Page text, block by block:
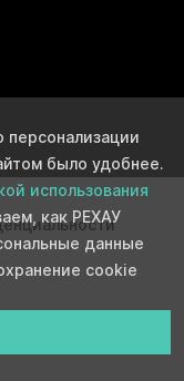
было удобнее.
использования
как РЕХАУ
данные
cookie